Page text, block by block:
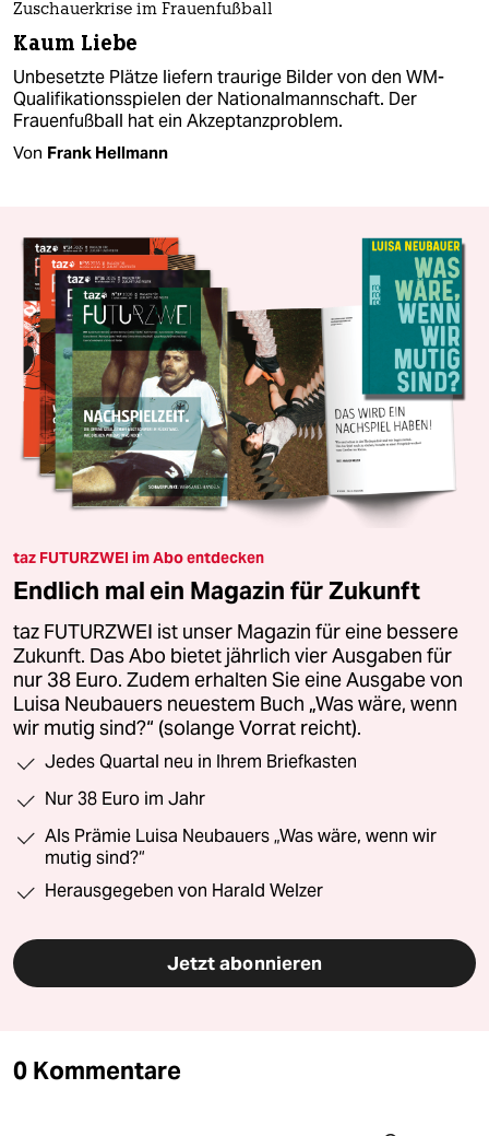
Zuschauerkrise im Frauenfußball
Kaum Liebe
Unbesetzte Plätze liefern traurige Bilder von den WM-
Qualifikationsspielen der Nationalmannschaft. Der
Frauenfußball hat ein Akzeptanzproblem.
Von Frank Hellmann
taz FUTURZWEI im Abo entdecken
Endlich mal ein Magazin für Zukunft
taz FUTURZWEI ist unser Magazin für eine bessere
Zukunft. Das Abo bietet jährlich vier Ausgaben für
nur 38 Euro. Zudem erhalten Sie eine Ausgabe von
Luisa Neubauers neuestem Buch „Was wäre, wenn
wir mutig sind?“ (solange Vorrat reicht).
Jedes Quartal neu in Ihrem Briefkasten
Nur 38 Euro im Jahr
Als Prämie Luisa Neubauers „Was wäre, wenn wir
mutig sind?“
Herausgegeben von Harald Welzer
Jetzt abonnieren
0 Kommentare